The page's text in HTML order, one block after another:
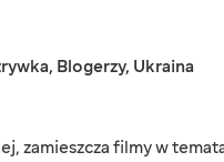
, Blogerzy, Ukraina
zamieszcza filmy w